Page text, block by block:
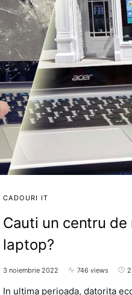
CADOURI IT
Cauti un centru
laptop?
3 noiembrie 2022 746 views
In ultima perioada, datorita